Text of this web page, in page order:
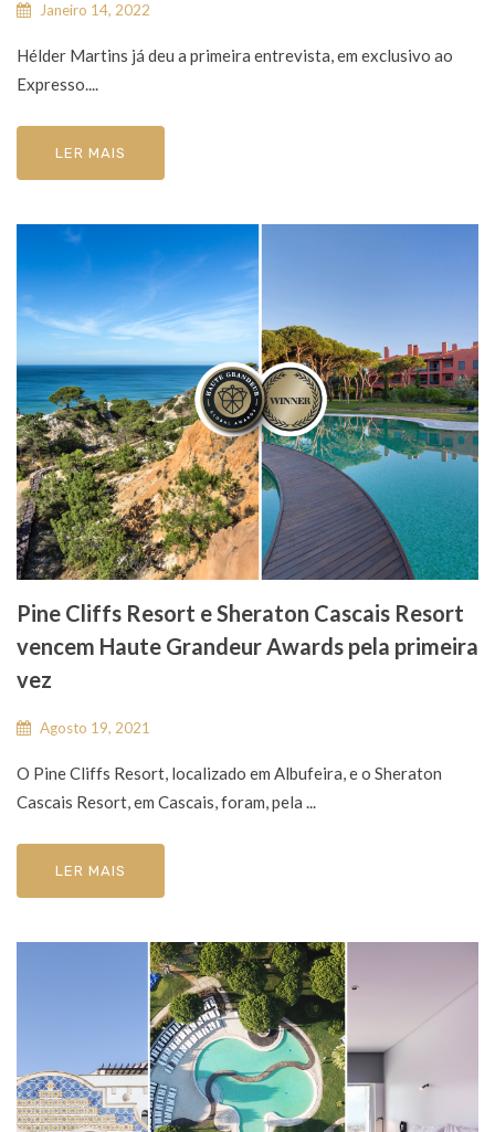
Janeiro 14, 2022
Hélder Martins já deu a primeira entrevista, em exclusivo ao
Expresso....
LER MAIS
Pine Cliffs Resort e Sheraton Cascais Resort
vencem Haute Grandeur Awards pela primeira
vez
Agosto 19, 2021
O Pine Cliffs Resort, localizado em Albufeira, e o Sheraton
Cascais Resort, em Cascais, foram, pela ...
LER MAIS